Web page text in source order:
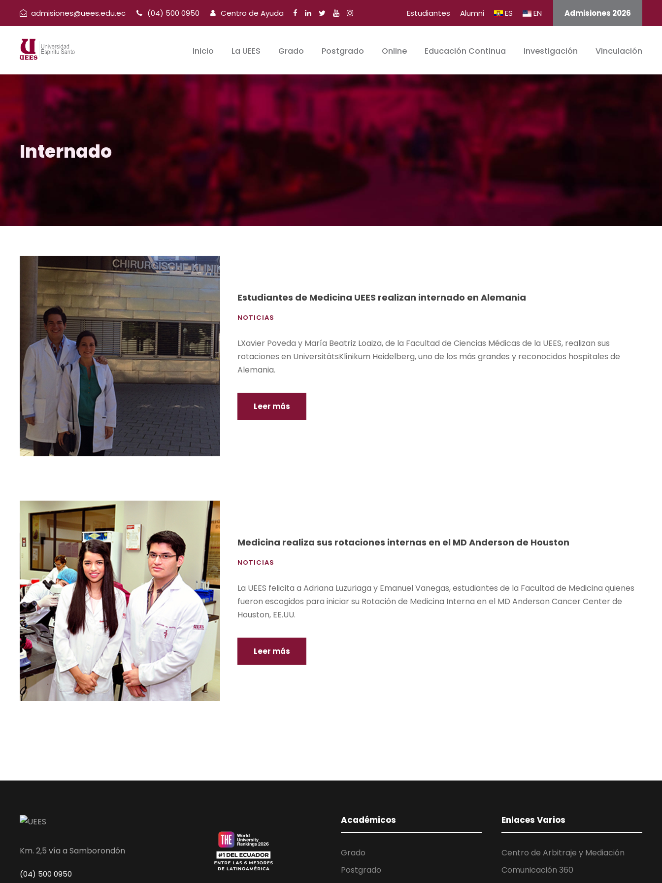
admisiones@uees.edu.ec (04) 500 0950 Centro de Ayuda Estudiantes Alumni ES EN Admisiones 2026
Inicio La UEES Grado Postgrado Online Educación Continua Investigación Vinculación
Internado
Estudiantes de Medicina UEES realizan internado en Alemania
NOTICIAS
LXavier Poveda y María Beatriz Loaiza, de la Facultad de Ciencias Médicas de la UEES, realizan sus
rotaciones en UniversitätsKlinikum Heidelberg, uno de los más grandes y reconocidos hospitales de
Alemania.
Leer más
Medicina realiza sus rotaciones internas en el MD Anderson de Houston
NOTICIAS
La UEES felicita a Adriana Luzuriaga y Emanuel Vanegas, estudiantes de la Facultad de Medicina quienes
fueron escogidos para iniciar su Rotación de Medicina Interna en el MD Anderson Cancer Center de
Houston, EE.UU.
Leer más
Km. 2,5 vía a Samborondón
(04) 500 0950
Académicos
Grado
Postgrado
Enlaces Varios
Centro de Arbitraje y Mediación
Comunicación 360